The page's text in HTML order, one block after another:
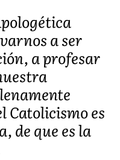
a ser
a profesar
Catolicismo es
de que es la